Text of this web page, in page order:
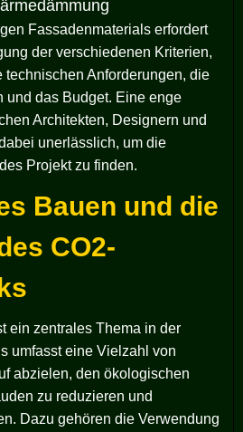
Fassadenmaterials erfordert
der verschiedenen Kriterien,
Anforderungen, die
und das Budget. Eine enge
Architekten, Designern und
unerlässlich, um die
Projekt zu finden.
Bauen und die
CO2-
ein zentrales Thema in der
umfasst eine Vielzahl von
abzielen, den ökologischen
zu reduzieren und
Dazu gehören die Verwendung